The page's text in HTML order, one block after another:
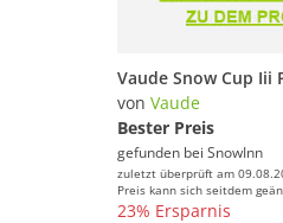
von Vaude
Bester Preis
gefunden bei SnowInn
zuletzt überprüft am
Preis kann sich seitdem
23% Ersparnis